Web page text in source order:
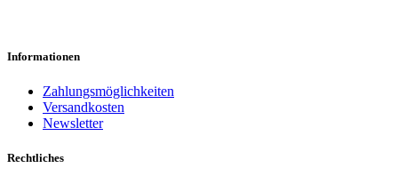
Informationen
Zahlungsmöglichkeiten
Versandkosten
Newsletter
Rechtliches